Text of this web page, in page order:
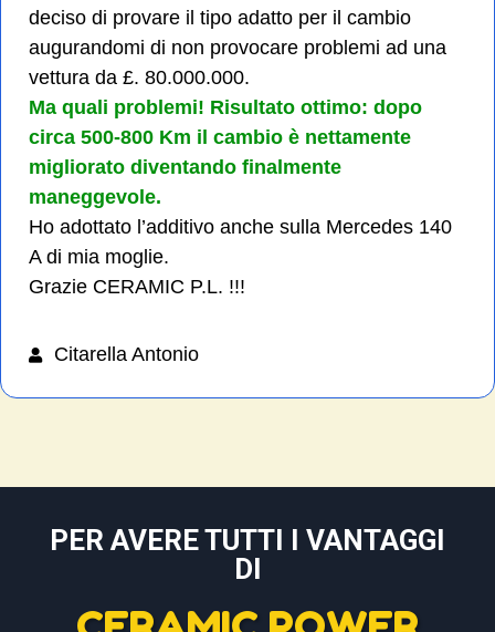
deciso di provare il tipo adatto per il cambio
augurandomi di non provocare problemi ad una
vettura da £. 80.000.000.
Ma quali problemi! Risultato ottimo: dopo
circa 500-800 Km il cambio è nettamente
migliorato diventando finalmente
maneggevole.
Ho adottato l’additivo anche sulla Mercedes 140
A di mia moglie.
Grazie CERAMIC P.L. !!!
Citarella Antonio
PER AVERE TUTTI I VANTAGGI
DI